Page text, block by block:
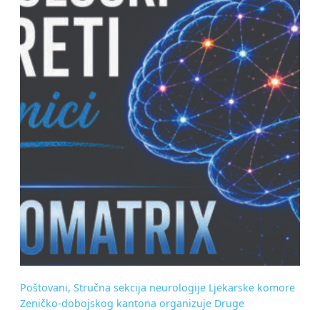
Poštovani, Stručna sekcija neurologije Ljekarske komore
Zeničko-dobojskog kantona organizuje Druge